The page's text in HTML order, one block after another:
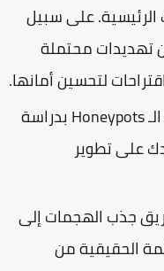
على سبيل
محتملة
: تسمح لك الـ Honeypots بدراسة
تطوير
جذب الهجمات إلى
الحقيقية من